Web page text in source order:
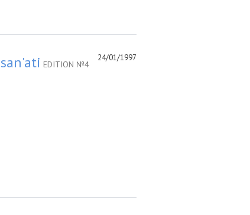
24/01/1997
EDITION №4